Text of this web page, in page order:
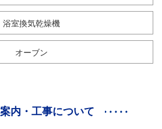
浴室換気乾燥機
オーブン
内・工事について